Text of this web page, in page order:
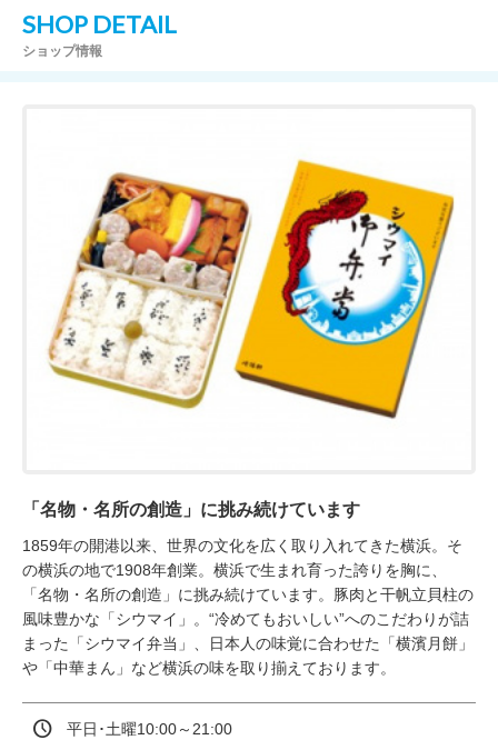
SHOP DETAIL
ショップ情報
「名物・名所の創造」に挑み続けています
1859年の開港以来、世界の文化を広く取り入れてきた横浜。そ
の横浜の地で1908年創業。横浜で生まれ育った誇りを胸に、
「名物・名所の創造」に挑み続けています。豚肉と干帆立貝柱の
風味豊かな「シウマイ」。“冷めてもおいしい”へのこだわりが詰
まった「シウマイ弁当」、日本人の味覚に合わせた「横濱月餅」
や「中華まん」など横浜の味を取り揃えております。
平日･土曜10:00～21:00